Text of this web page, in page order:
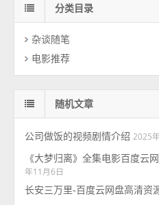
分类目录
杂谈随笔
电影推荐
随机文章
公司做饭的视频剧情介绍 2025
《大梦归离》全集电影百度云
年11月6日
长安三万里-百度云网盘高清资